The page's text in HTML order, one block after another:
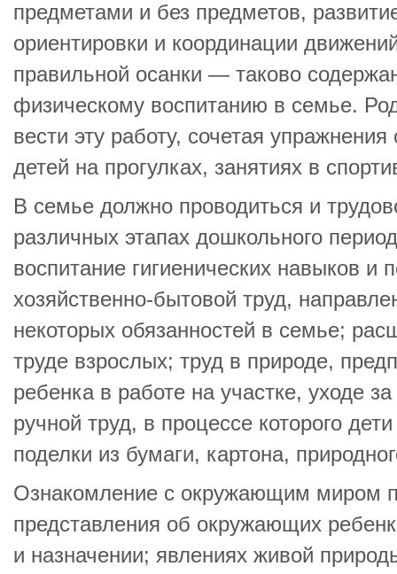
предметами и без предметов,
ориентировки и координации
правильной осанки — таково
физическому воспитанию в семье.
вести эту работу, сочетая
детей на прогулках, занятиях в
В семье должно проводиться и
различных этапах дошкольного
воспитание гигиенических навыков и
хозяйственно-бытовой труд,
некоторых обязанностей в семье;
труде взрослых; труд в природе,
ребенка в работе на участке, уходе
ручной труд, в процессе которого дети
поделки из бумаги, картона,
Ознакомление с окружающим миром
представления об окружающих
и назначении; явлениях живой